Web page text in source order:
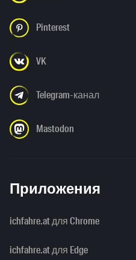
Pinterest
VK
Telegram-канал
Mastodon
Приложения
ichfahre.at для Chrome
ichfahre.at для Edge